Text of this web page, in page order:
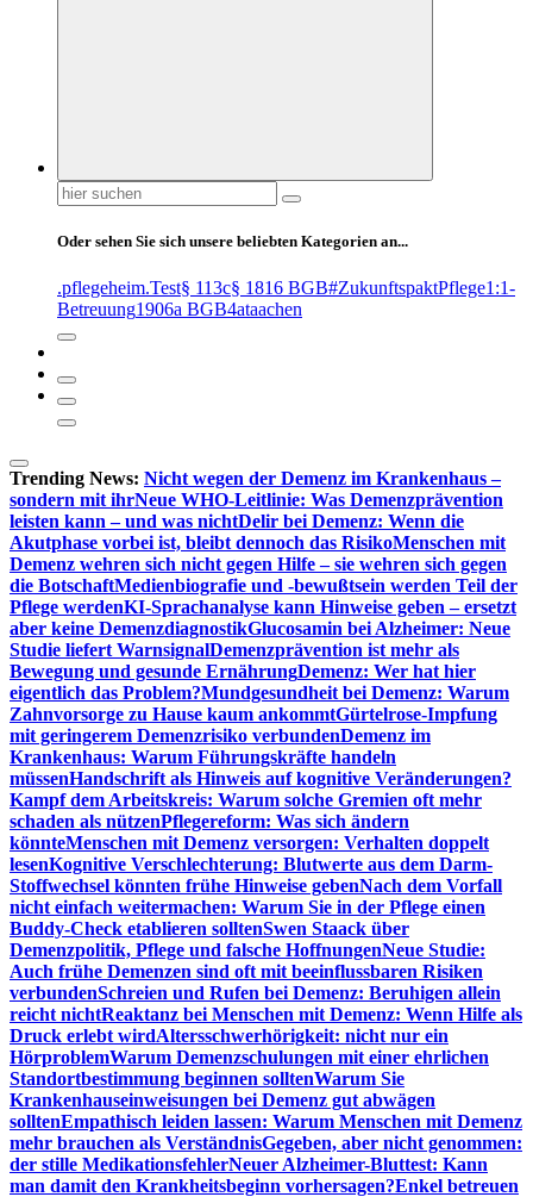
Suchen
nach:
Oder sehen Sie sich unsere beliebten Kategorien an...
.pflegeheim.Test§ 113c§ 1816 BGB#ZukunftspaktPflege1:1-
Betreuung1906a BGB4ataachen
Trending News: Nicht wegen der Demenz im Krankenhaus –
sondern mit ihrNeue WHO-Leitlinie: Was Demenzprävention
leisten kann – und was nichtDelir bei Demenz: Wenn die
Akutphase vorbei ist, bleibt dennoch das RisikoMenschen mit
Demenz wehren sich nicht gegen Hilfe – sie wehren sich gegen
die BotschaftMedienbiografie und -bewußtsein werden Teil der
Pflege werdenKI-Sprachanalyse kann Hinweise geben – ersetzt
aber keine DemenzdiagnostikGlucosamin bei Alzheimer: Neue
Studie liefert WarnsignalDemenzprävention ist mehr als
Bewegung und gesunde ErnährungDemenz: Wer hat hier
eigentlich das Problem?Mundgesundheit bei Demenz: Warum
Zahnvorsorge zu Hause kaum ankommtGürtelrose-Impfung
mit geringerem Demenzrisiko verbundenDemenz im
Krankenhaus: Warum Führungskräfte handeln
müssenHandschrift als Hinweis auf kognitive Veränderungen?
Kampf dem Arbeitskreis: Warum solche Gremien oft mehr
schaden als nützenPflegereform: Was sich ändern
könnteMenschen mit Demenz versorgen: Verhalten doppelt
lesenKognitive Verschlechterung: Blutwerte aus dem Darm-
Stoffwechsel könnten frühe Hinweise gebenNach dem Vorfall
nicht einfach weitermachen: Warum Sie in der Pflege einen
Buddy-Check etablieren solltenSwen Staack über
Demenzpolitik, Pflege und falsche HoffnungenNeue Studie:
Auch frühe Demenzen sind oft mit beeinflussbaren Risiken
verbundenSchreien und Rufen bei Demenz: Beruhigen allein
reicht nichtReaktanz bei Menschen mit Demenz: Wenn Hilfe als
Druck erlebt wirdAltersschwerhörigkeit: nicht nur ein
HörproblemWarum Demenzschulungen mit einer ehrlichen
Standortbestimmung beginnen solltenWarum Sie
Krankenhauseinweisungen bei Demenz gut abwägen
solltenEmpathisch leiden lassen: Warum Menschen mit Demenz
mehr brauchen als VerständnisGegeben, aber nicht genommen:
der stille MedikationsfehlerNeuer Alzheimer-Bluttest: Kann
man damit den Krankheitsbeginn vorhersagen?Enkel betreuen